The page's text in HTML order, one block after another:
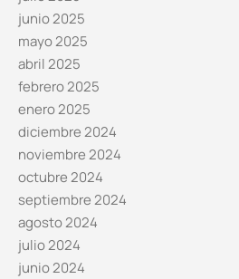
junio 2025
mayo 2025
abril 2025
febrero 2025
enero 2025
diciembre 2024
noviembre 2024
octubre 2024
septiembre 2024
agosto 2024
julio 2024
junio 2024